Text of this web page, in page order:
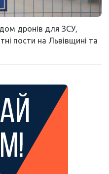
дронів для ЗСУ,
пости на Львівщині та